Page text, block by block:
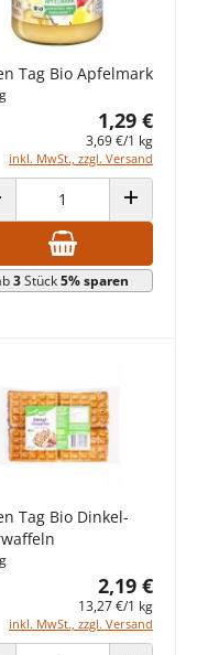
Tag Bio Apfelmark
1,29 €
3,69 €/1 kg
inkl. MwSt., zzgl. Versand
VERRINGERN ANZAHL
3Stück5% sparen
Tag Bio Dinkel-
2,19 €
13,27 €/1 kg
inkl. MwSt., zzgl. Versand